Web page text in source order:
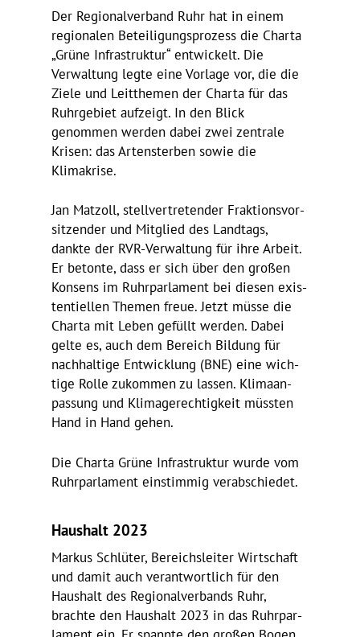
Der Regio­nal­ver­band Ruhr hat in einem
regio­nalen Betei­li­gungs­pro­zess die Charta
„Grüne Infra­struktur“ entwi­ckelt. Die
Verwal­tung legte eine Vorlage vor, die die
Ziele und Leit­themen der Charta für das
Ruhr­ge­biet aufzeigt. In den Blick
genommen werden dabei zwei zentrale
Krisen: das Arten­sterben sowie die
Klimakrise.
Jan Matzoll, stell­ver­tre­tender Frak­ti­ons­vor­
sit­zender und Mitglied des Land­tags,
dankte der RVR-Verwal­tung für ihre Arbeit.
Er betonte, dass er sich über den großen
Konsens im Ruhr­par­la­ment bei diesen exis­
ten­ti­ellen Themen freue. Jetzt müsse die
Charta mit Leben gefüllt werden. Dabei
gelte es, auch dem Bereich Bildung für
nach­hal­tige Entwick­lung (BNE) eine wich­
tige Rolle zukommen zu lassen. Klima­an­
pas­sung und Klima­ge­rech­tig­keit müssten
Hand in Hand gehen.
Die Charta Grüne Infra­struktur wurde vom
Ruhr­par­la­ment einstimmig verabschiedet.
Haus­halt 2023
Markus Schlüter, Bereichs­leiter Wirt­schaft
und damit auch verant­wort­lich für den
Haus­halt des Regio­nal­ver­bands Ruhr,
brachte den Haus­halt 2023 in das Ruhr­par­